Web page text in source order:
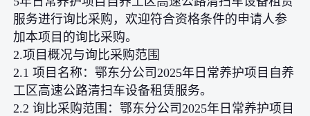
服务进行询比采购，欢迎符合资格条件的申请人参
加本项目的询比采购。
2.项目概况与询比采购范围
2.1 项目名称：鄂东分公司2025年日常养护项目自养
工区高速公路清扫车设备租赁服务。
2.2 询比采购范围：鄂东分公司2025年日常养护项目